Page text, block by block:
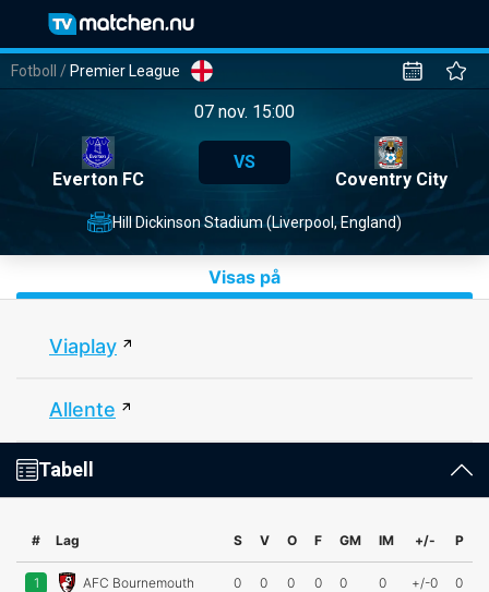
Fotboll / Premier League
07 nov. 15:00
Everton FC
VS
Coventry City
Hill Dickinson Stadium (Liverpool, England)
Visas på
Viaplay
Allente
Tabell
# Lag S V O F GM IM +/- P
1 AFC Bournemouth 0 0 0 0 0 0 +/-0 0